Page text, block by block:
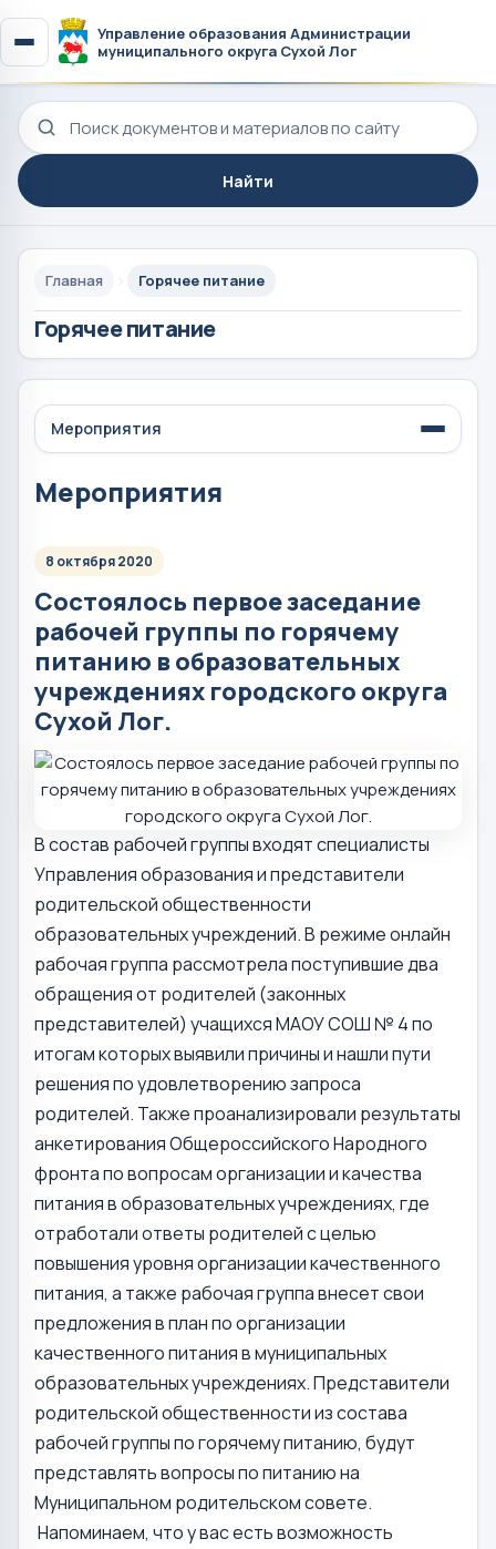
Управление образования Администрации
муниципального округа Сухой Лог
Поиск по сайту
Найти
Главная Горячее питание
Горячее питание
Мероприятия
Мероприятия
8 октября 2020
Состоялось первое заседание
рабочей группы по горячему
питанию в образовательных
учреждениях городского округа
Сухой Лог.
В состав рабочей группы входят специалисты
Управления образования и представители
родительской общественности
образовательных учреждений. В режиме онлайн
рабочая группа рассмотрела поступившие два
обращения от родителей (законных
представителей) учащихся МАОУ СОШ № 4 по
итогам которых выявили причины и нашли пути
решения по удовлетворению запроса
родителей. Также проанализировали результаты
анкетирования Общероссийского Народного
фронта по вопросам организации и качества
питания в образовательных учреждениях, где
отработали ответы родителей с целью
повышения уровня организации качественного
питания, а также рабочая группа внесет свои
предложения в план по организации
качественного питания в муниципальных
образовательных учреждениях. Представители
родительской общественности из состава
рабочей группы по горячему питанию, будут
представлять вопросы по питанию на
Муниципальном родительском совете.
Напоминаем, что у вас есть возможность